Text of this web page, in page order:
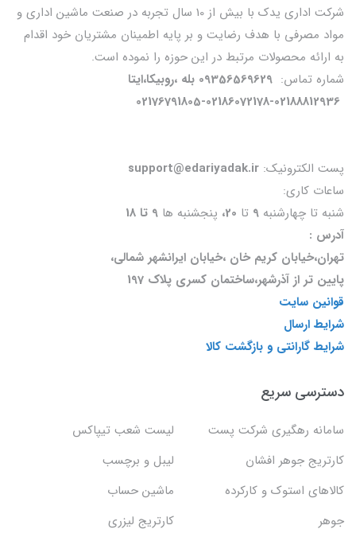
شرکت اداری یدک با بیش از 10 سال تجربه در صنعت ماشین اداری و
مواد مصرفی با هدف رضایت و بر پایه اطمینان مشتریان خود اقدام
به ارائه محصولات مرتبط در این حوزه را نموده است.
شماره تماس: 09356569629 بله ،روبیکا،ایتا
02176791805-02186072178-02188812936
پست الکترونیک:
ساعات کاری:
شنبه تا چهارشنبه 9 تا 20، پنجشنبه ها
آدرس :
تهران،خیابان کریم خان ،خیابان ایرانشهر شمالی،
پایین تر از آذرشهر،ساختمان کسری پلاک 197
قوانین سایت
شرایط ارسال
شرایط گارانتی و بازگشت کالا
دسترسی سریع
سامانه رهگیری شرکت پست
لیست شعب تیپاکس
کارتریج جوهر افشان
لیبل و برچسب
کالاهای استوک و کارکرده
ماشین حساب
جوهر
کارتریج لیزری